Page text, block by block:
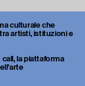
culturale che
artisti, istituzioni e
la piattaforma